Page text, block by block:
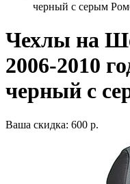
черный с серым
Чехлы на
2006-2010
черный с
Ваша скидка: 600 р.